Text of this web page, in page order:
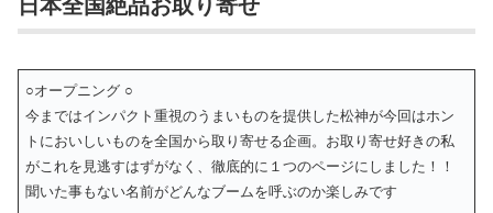
○オープニング ○
今まではインパクト重視のうまいものを提供した松神が今回はホン
トにおいしいものを全国から取り寄せる企画。お取り寄せ好きの私
がこれを見逃すはずがなく、徹底的に１つのページにしました！！
聞いた事もない名前がどんなブームを呼ぶのか楽しみです